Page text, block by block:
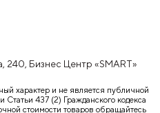
240, Бизнес Центр «SMART»
характер и не является публичной
437 (2) Гражданского кодекса
стоимости товаров обращайтесь